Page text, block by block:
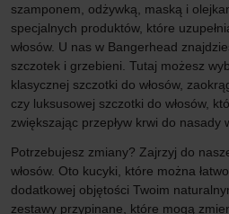
szamponem, odżywką, maską i
specjalnych produktów, które
włosów. U nas w Bangerhead
szczotek i grzebieni. Tutaj możesz
klasycznej szczotki do włosów,
czy luksusowej szczotki do włosów,
zwiększając przepływ krwi do nasady
Potrzebujesz zmiany? Zajrzyj do
włosów. Oto kucyki, które można
dodatkowej objętości Twoim
zestawy przypinane, które mogą